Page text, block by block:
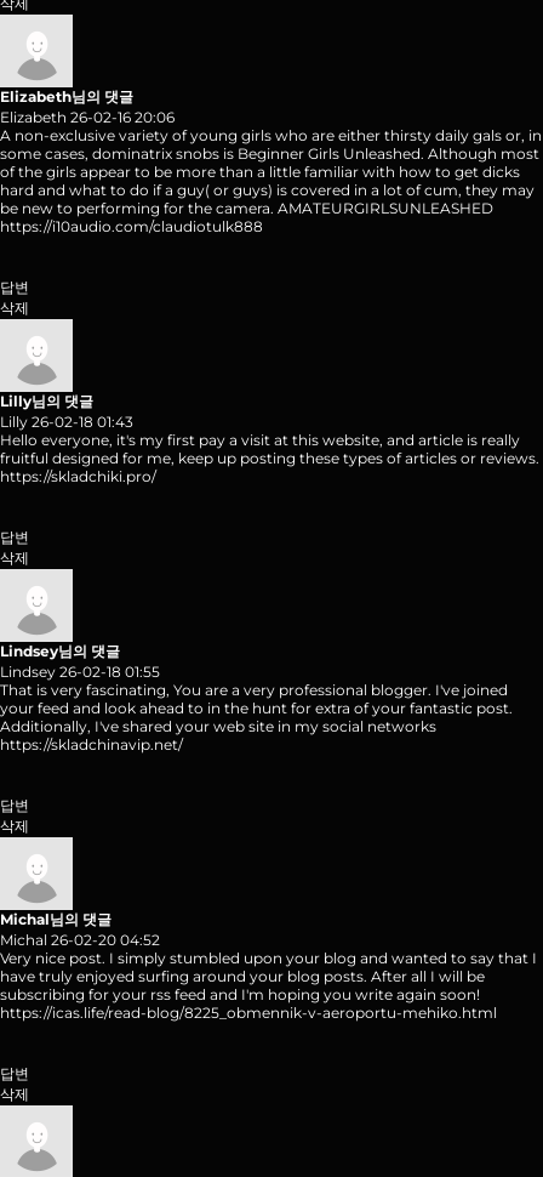
Elizabeth님의 댓글
Elizabeth 26-02-16 20:06
A non-exclusive variety of young girls who are either thirsty daily gals or, in
some cases, dominatrix snobs is Beginner Girls Unleashed. Although most
of the girls appear to be more than a little familiar with how to get dicks
hard and what to do if a guy( or guys) is covered in a lot of cum, they may
be new to performing for the camera. AMATEURGIRLSUNLEASHED
https://i10audio.com/claudiotulk888
답변
삭제
Lilly님의 댓글
Lilly 26-02-18 01:43
Hello everyone, it's my first pay a visit at this website, and article is really
fruitful designed for me, keep up posting these types of articles or reviews.
https://skladchiki.pro/
답변
삭제
Lindsey님의 댓글
Lindsey 26-02-18 01:55
That is very fascinating, You are a very professional blogger. I've joined
your feed and look ahead to in the hunt for extra of your fantastic post.
Additionally, I've shared your web site in my social networks
https://skladchinavip.net/
답변
삭제
Michal님의 댓글
Michal 26-02-20 04:52
Very nice post. I simply stumbled upon your blog and wanted to say that I
have truly enjoyed surfing around your blog posts. After all I will be
subscribing for your rss feed and I'm hoping you write again soon!
https://icas.life/read-blog/8225_obmennik-v-aeroportu-mehiko.html
답변
삭제